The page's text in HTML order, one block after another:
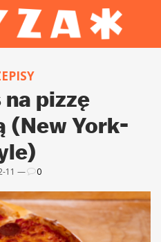
pizzę
(New York-
11 — 0